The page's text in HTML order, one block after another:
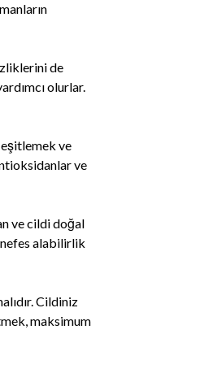
de
olurlar.
ve
ve
ve cildi doğal
nefes alabilirlik
Cildiniz
maksimum